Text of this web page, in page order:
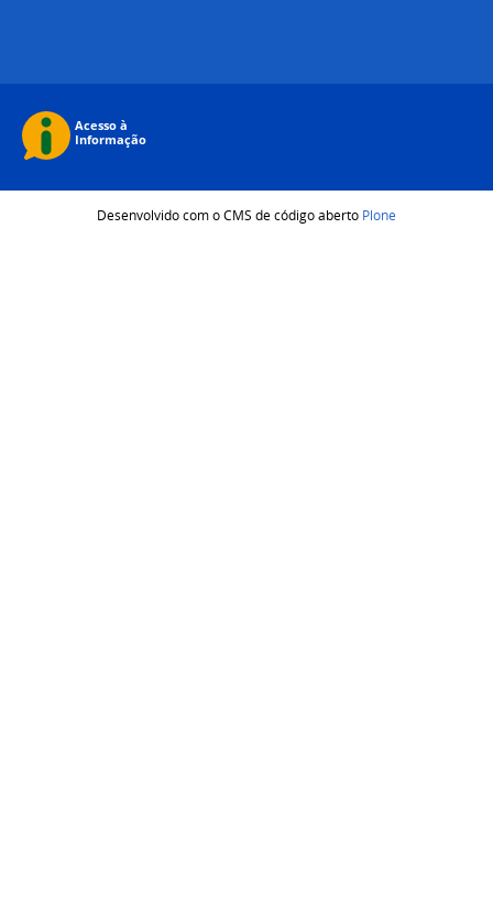
Desenvolvido com o CMS de código aberto Plone